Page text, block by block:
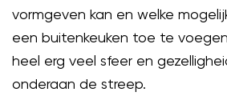
vormgeven kan en welke
een buitenkeuken toe te
heel erg veel sfeer en
onderaan de streep.